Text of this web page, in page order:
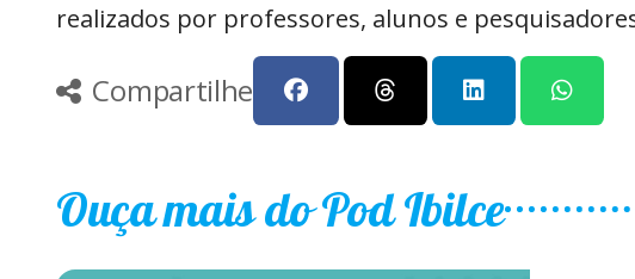
realizados por professores, alunos e
Compartilhe
Ouça mais do Pod Ibilce